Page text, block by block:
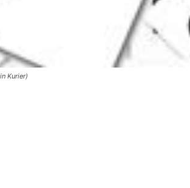
Kurier)